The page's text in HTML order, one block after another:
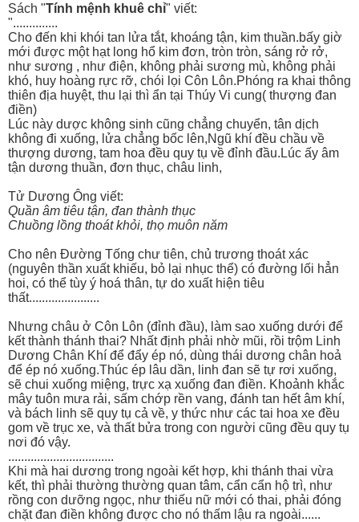
Sách "Tính mệnh khuê chỉ" viết:
"..............
Cho đến khi khói tan lửa tắt, khoáng tận, kim thuần.bấy giờ
mới được một hạt long hổ kim đơn, tròn tròn, sáng rở rở,
như sương , như điện, không phải sương mù, không phải
khó, huy hoàng rực rỡ, chói lọi Côn Lôn.Phóng ra khai thông
thiên địa huyệt, thu lại thì ẩn tại Thúy Vi cung( thượng đan
điền)
Lúc này dược không sinh cũng chẳng chuyển, tân dịch
không đi xuống, lửa chẳng bốc lên,Ngũ khí đều chầu về
thượng dương, tam hoa đều quy tụ về đỉnh đầu.Lúc ấy âm
tận dương thuần, đơn thục, châu linh,
Tử Dương Ông viết:
Quần âm tiêu tận, đan thành thục
Chuồng lồng thoát khỏi, thọ muôn năm
Cho nên Đường Tống chư tiên, chủ trương thoát xác
(nguyên thần xuất khiếu, bỏ lại nhục thể) có đường lối hẳn
hoi, có thể tùy ý hoá thân, tự do xuất hiện tiêu
thất......................
Nhưng châu ở Côn Lôn (đỉnh đầu), làm sao xuống dưới để
kết thành thánh thai? Nhất định phải nhờ mũi, rồi trộm Linh
Dương Chân Khí để đẩy ép nó, dùng thái dương chân hoả
để ép nó xuống.Thúc ép lâu dần, linh đan sẽ tự rơi xuống,
sẽ chui xuống miệng, trực xạ xuống đan điền. Khoảnh khắc
mây tuôn mưa rải, sấm chớp rền vang, đánh tan hết âm khí,
và bách linh sẽ quy tụ cả về, y thức như các tai hoa xe đều
gom về trục xe, và thất bửa trong con người cũng đều quy tụ
nơi đó vậy.
.................................
Khi mà hai dương trong ngoài kết hợp, khi thánh thai vừa
kết, thì phải thường thường quan tâm, cẩn cẩn hộ trì, như
rồng con dưỡng ngọc, như thiếu nữ mới có thai, phải đóng
chặt đan điền không được cho nó thấm lậu ra ngoài......